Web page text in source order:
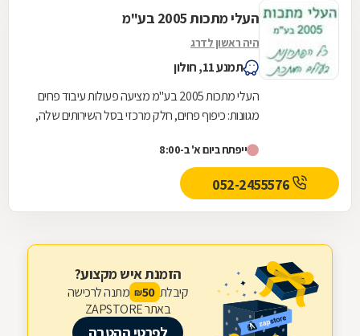
העלי מתכות 2005 בע"מ
היה ראשון לדרג
תמנע 11, חולון
העלי מתכות 2005 בע''מ מציעה פעולות עיבוד פחים
מגוונות: כיפוף פחים, חלק מרכזי בסל השירותים שלה,
20...ייפתח ביום א' ב-8:00
הזמנת איש מקצוע?
קיבלת 50
₪ מתנה לרכישה
באתר ZAPSTORE